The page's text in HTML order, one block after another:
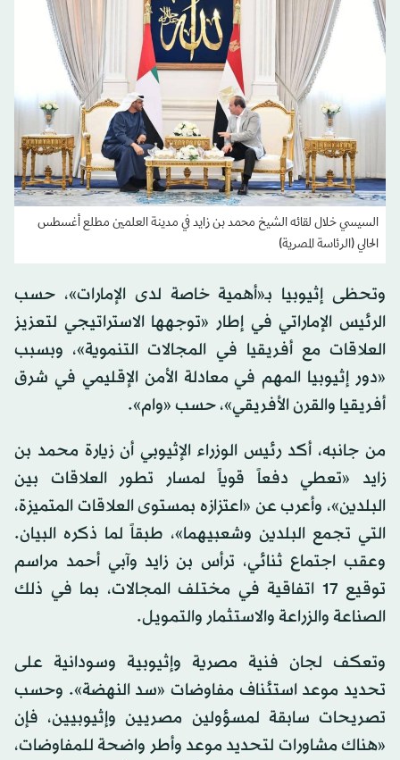
السيسي خلال لقائه الشيخ محمد بن زايد في مدينة العلمين مطلع أغسطس
الحالي (الرئاسة المصرية)
وتحظى إثيوبيا بـ«أهمية خاصة لدى الإمارات»، حسب
الرئيس الإماراتي في إطار «توجهها الاستراتيجي لتعزيز
العلاقات مع أفريقيا في المجالات التنموية»، وبسبب
«دور إثيوبيا المهم في معادلة الأمن الإقليمي في شرق
أفريقيا والقرن الأفريقي»، حسب «وام».
من جانبه، أكد رئيس الوزراء الإثيوبي أن زيارة محمد بن
زايد «تعطي دفعاً قوياً لمسار تطور العلاقات بين
البلدين»، وأعرب عن «اعتزازه بمستوى العلاقات المتميزة،
التي تجمع البلدين وشعبيهما»، طبقاً لما ذكره البيان.
وعقب اجتماع ثنائي، ترأس بن زايد وآبي أحمد مراسم
توقيع 17 اتفاقية في مختلف المجالات، بما في ذلك
الصناعة والزراعة والاستثمار والتمويل.
وتعكف لجان فنية مصرية وإثيوبية وسودانية على
تحديد موعد استئناف مفاوضات «سد النهضة». وحسب
تصريحات سابقة لمسؤولين مصريين وإثيوبيين، فإن
«هناك مشاورات لتحديد موعد وأطر واضحة للمفاوضات،